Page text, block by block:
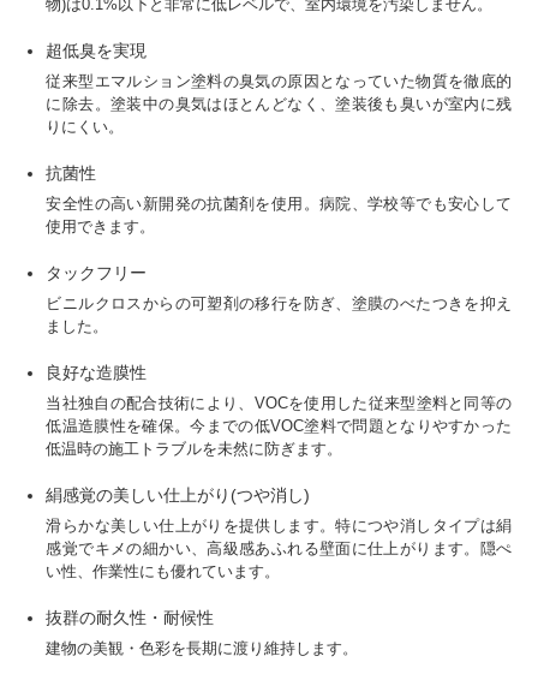
物)は0.1%以下と非常に低レベルで、室内環境を汚染しません。
超低臭を実現
従来型エマルション塗料の臭気の原因となっていた物質を徹底的
に除去。塗装中の臭気はほとんどなく、塗装後も臭いが室内に残
りにくい。
抗菌性
安全性の高い新開発の抗菌剤を使用。病院、学校等でも安心して
使用できます。
タックフリー
ビニルクロスからの可塑剤の移行を防ぎ、塗膜のべたつきを抑え
ました。
良好な造膜性
当社独自の配合技術により、VOCを使用した従来型塗料と同等の
低温造膜性を確保。今までの低VOC塗料で問題となりやすかった
低温時の施工トラブルを未然に防ぎます。
絹感覚の美しい仕上がり(つや消し)
滑らかな美しい仕上がりを提供します。特につや消しタイプは絹
感覚でキメの細かい、高級感あふれる壁面に仕上がります。隠ぺ
い性、作業性にも優れています。
抜群の耐久性・耐候性
建物の美観・色彩を長期に渡り維持します。